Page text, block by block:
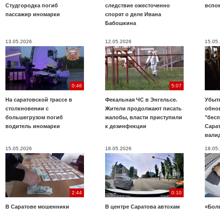
Студгородка погиб
пассажир иномарки
следствие ожесточенно
спорят о деле Ивана
Бабошкина
13.05.2026
0:46
На саратовской трассе в
столкновении с
большегрузом погиб
водитель иномарки
12.05.2026
5:07
Фекальная ЧС в Энгельсе.
Жители продолжают писать
жалобы, власти приступили
к дезинфекции
15.05.2026
2:44
В Саратове мошенники
18.05.2026
0:10
В центре Саратова автохам